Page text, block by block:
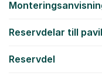
Reservdelar till
Reservdel